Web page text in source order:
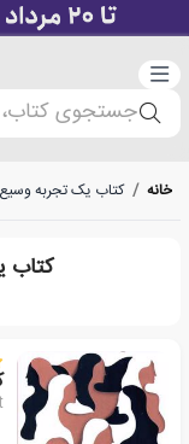
دسته‌بندی
جستجوی کتاب،
خانه / کتاب یک تجربه